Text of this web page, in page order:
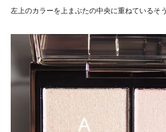
左上のカラーを上まぶたの中央に重ねているそ